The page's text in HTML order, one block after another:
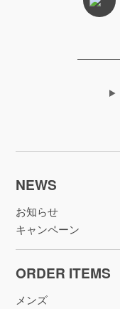
NEWS
お知らせ
キャンペーン
ORDER ITEMS
メンズ